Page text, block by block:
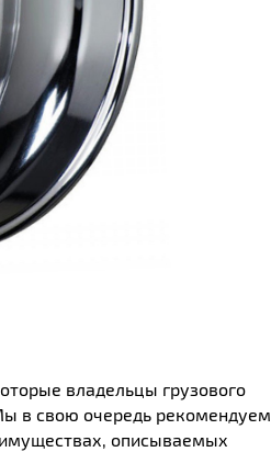
владельцы грузового
в свою очередь рекомендуем
описываемых